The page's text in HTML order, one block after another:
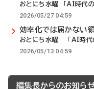
おとにち水曜 「AI時代の
2026/05/27 04:59
効率化では届かない領
おとにち水曜 「AI時代
2026/05/13 04:59
編集長からのお知ら